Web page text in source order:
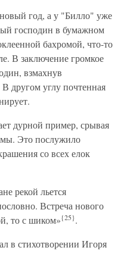
год, а у "Билло" уже
господин в бумажном
бахромой, что-то
В заключение громкое
взмахнув
другом углу почтенная
дурной пример, срывая
Это послужило
со всех елок
рекой льется
Встреча нового
то с шиком»{25}.
в стихотворении Игоря